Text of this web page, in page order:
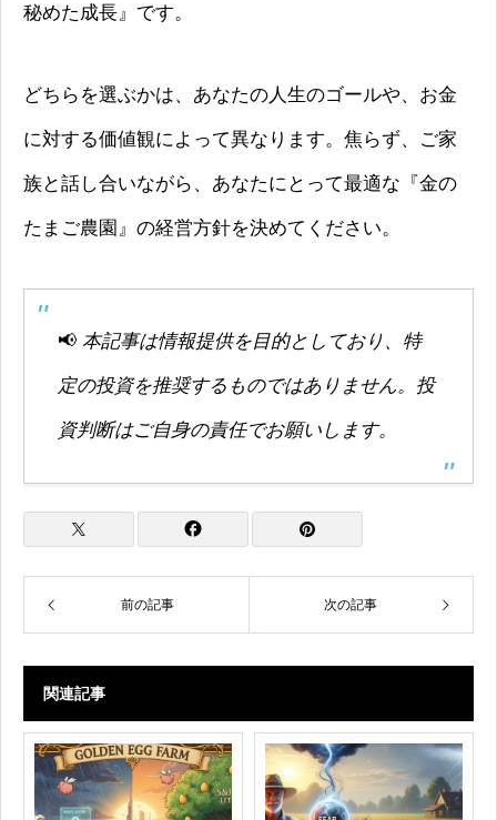
秘めた成長』です。
どちらを選ぶかは、あなたの人生のゴールや、お金
に対する価値観によって異なります。焦らず、ご家
族と話し合いながら、あなたにとって最適な『金の
たまご農園』の経営方針を決めてください。
📢 本記事は情報提供を目的としており、特
定の投資を推奨するものではありません。投
資判断はご自身の責任でお願いします。
前の記事 次の記事
関連記事